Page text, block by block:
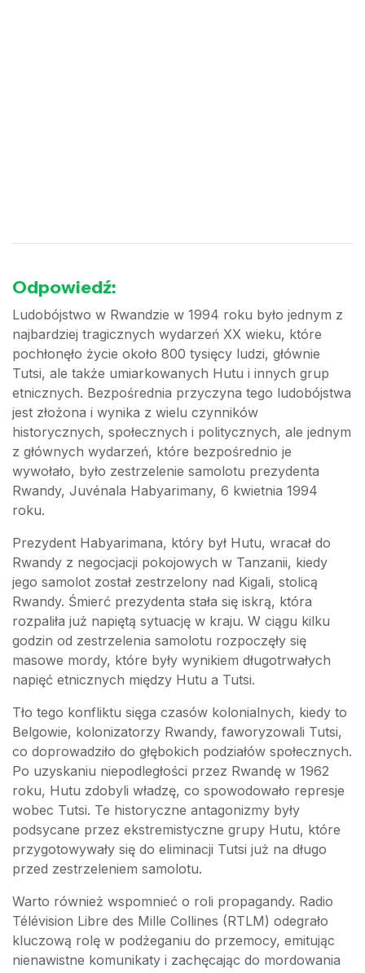
Odpowiedź:
Ludobójstwo w Rwandzie w 1994 roku było jednym z
najbardziej tragicznych wydarzeń XX wieku, które
pochłonęło życie około 800 tysięcy ludzi, głównie
Tutsi, ale także umiarkowanych Hutu i innych grup
etnicznych. Bezpośrednia przyczyna tego ludobójstwa
jest złożona i wynika z wielu czynników
historycznych, społecznych i politycznych, ale jednym
z głównych wydarzeń, które bezpośrednio je
wywołało, było zestrzelenie samolotu prezydenta
Rwandy, Juvénala Habyarimany, 6 kwietnia 1994
roku.
Prezydent Habyarimana, który był Hutu, wracał do
Rwandy z negocjacji pokojowych w Tanzanii, kiedy
jego samolot został zestrzelony nad Kigali, stolicą
Rwandy. Śmierć prezydenta stała się iskrą, która
rozpaliła już napiętą sytuację w kraju. W ciągu kilku
godzin od zestrzelenia samolotu rozpoczęły się
masowe mordy, które były wynikiem długotrwałych
napięć etnicznych między Hutu a Tutsi.
Tło tego konfliktu sięga czasów kolonialnych, kiedy to
Belgowie, kolonizatorzy Rwandy, faworyzowali Tutsi,
co doprowadziło do głębokich podziałów społecznych.
Po uzyskaniu niepodległości przez Rwandę w 1962
roku, Hutu zdobyli władzę, co spowodowało represje
wobec Tutsi. Te historyczne antagonizmy były
podsycane przez ekstremistyczne grupy Hutu, które
przygotowywały się do eliminacji Tutsi już na długo
przed zestrzeleniem samolotu.
Warto również wspomnieć o roli propagandy. Radio
Télévision Libre des Mille Collines (RTLM) odegrało
kluczową rolę w podżeganiu do przemocy, emitując
nienawistne komunikaty i zachęcając do mordowania